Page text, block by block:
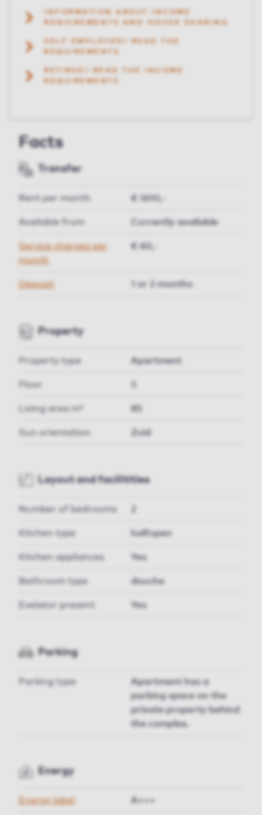
INFORMATION ABOUT INCOME
REQUIREMENTS AND HOUSE SHARING
SELF EMPLOYED? READ THE
REQUIREMENTS
RETIRED? READ THE INCOME
REQUIREMENTS
Facts
Transfer
Rent per month € 1610,-
Available from Currently available
Service charges per
month
€ 60,-
Deposit 1 or 2 months
Property
Property type Apartment
Floor
Living area m² 85
Sun orientation Zuid
Layout and facilitities
Number of bedrooms
Kitchen type halfopen
Kitchen appliances Yes
Bathroom type douche
Evelator present Yes
Parking
Parking type
Apartment has a
parking space on the
private property behind
the complex.
Energy
Energy label A+++